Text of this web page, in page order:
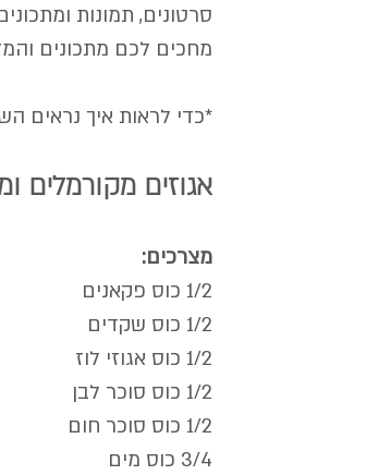
סרטונים, תמונות
מחכים לכם מתכונים
*כדי לראות איך נראים
אגוזים מקורמלים
מצרכים:
1/2 כוס פקאנים
1/2 כוס שקדים
1/2 כוס אגוזי לוז
1/2 כוס סוכר לבן
1/2 כוס סוכר חום
3/4 כוס מים